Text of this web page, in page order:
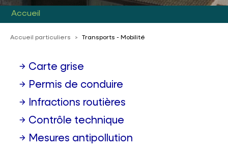
Accueil
Accueil particuliers > Transports - Mobilité
Carte grise
Permis de conduire
Infractions routières
Contrôle technique
Mesures antipollution